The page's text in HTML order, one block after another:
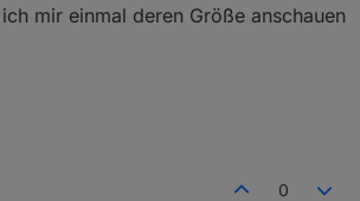
mir einmal deren Größe anschauen
0